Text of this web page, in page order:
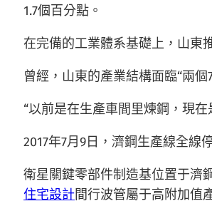
1.7個百分點。
在完備的工業體系基礎上，山東
曾經，山東的產業結構面臨“兩
“以前是在生產車間里煉鋼，現
2017年7月9日，濟鋼生產線全線
衛星關鍵零部件制造基位置于濟
住宅設計間行波管屬于高附加值